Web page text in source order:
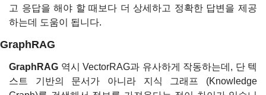
고 응답을 해야 할 때보다 더 상세하고 정확한 답변을 제공
하는데 도움이 됩니다.
GraphRAG
GraphRAG 역시 VectorRAG과 유사하게 작동하는데, 단 텍
스트 기반의 문서가 아니라 지식 그래프 (Knowledge